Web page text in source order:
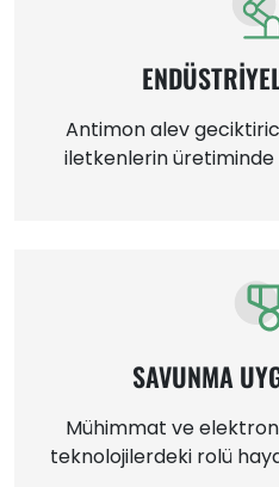
Antimon alev
iletkenlerin
SAVUNMA
Mühimmat ve
teknolojilerdeki rolü